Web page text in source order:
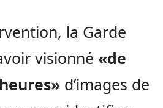
la Garde
visionné «de
d’images de